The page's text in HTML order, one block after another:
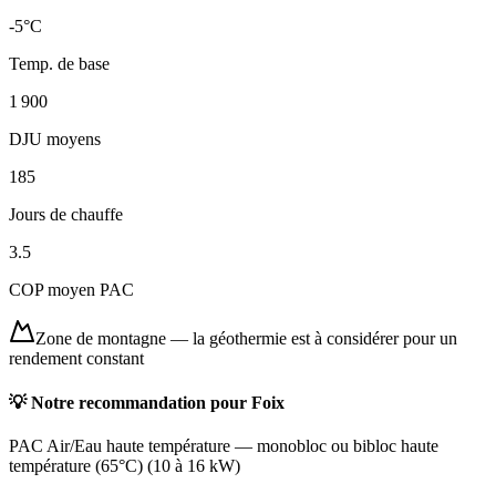
-5°C
Temp. de base
1 900
DJU moyens
185
Jours de chauffe
3.5
COP moyen PAC
Zone de montagne — la géothermie est à considérer pour un
rendement constant
💡 Notre recommandation pour Foix
PAC Air/Eau haute température — monobloc ou bibloc haute
température (65°C) (10 à 16 kW)